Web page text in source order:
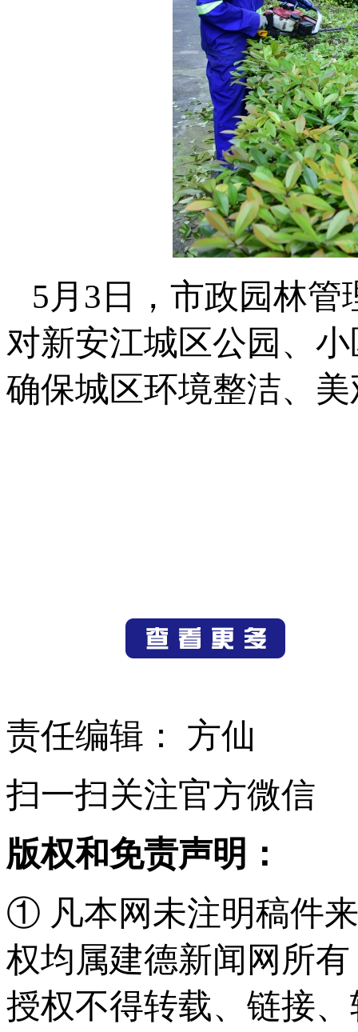
5月3日，市政园林管
对新安江城区公园、
确保城区环境整洁、
责任编辑： 方仙
扫一扫关注官方微信
版权和免责声明：
① 凡本网未注明稿件
权均属建德新闻网所
授权不得转载、链接